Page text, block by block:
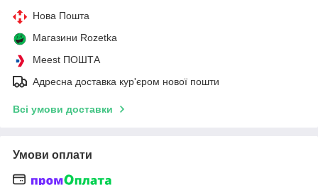
Нова Пошта
Магазини Rozetka
Meest ПОШТА
Адресна доставка кур'єром нової пошти
Всі умови доставки
Умови оплати